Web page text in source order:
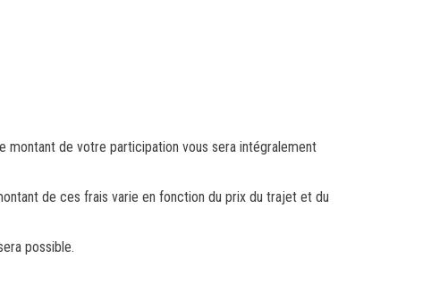
montant de votre participation vous sera intégralement
de ces frais varie en fonction du prix du trajet et du
possible.